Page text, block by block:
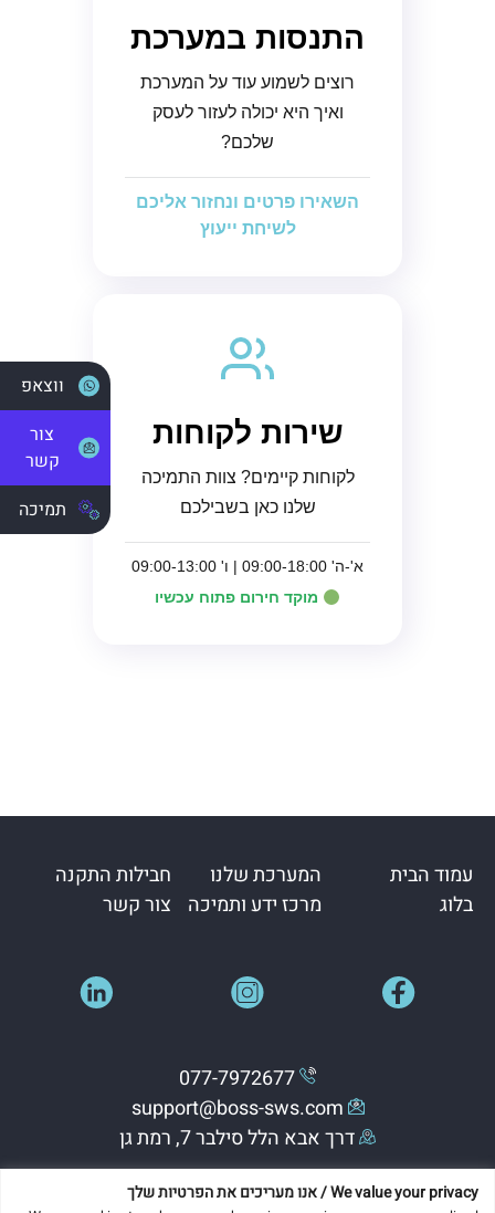
We value your privacy / אנו מעריכים את הפרטיות שלך
ווצאפ
צור
קשר
תמיכה
התנסות במערכת
רוצים לשמוע עוד על המערכת
ואיך היא יכולה לעזור לעסק
שלכם?
השאירו פרטים ונחזור אליכם
לשיחת ייעוץ
שירות לקוחות
לקוחות קיימים? צוות התמיכה
שלנו כאן בשבילכם
א'-ה' 09:00-18:00 | ו' 09:00-13:00
מוקד חירום פתוח עכשיו
עמוד הבית המערכת שלנו
חבילות התקנה
בלוג
מרכז ידע ותמיכה צור קשר
דרך אבא הלל סילבר 7, רמת גן